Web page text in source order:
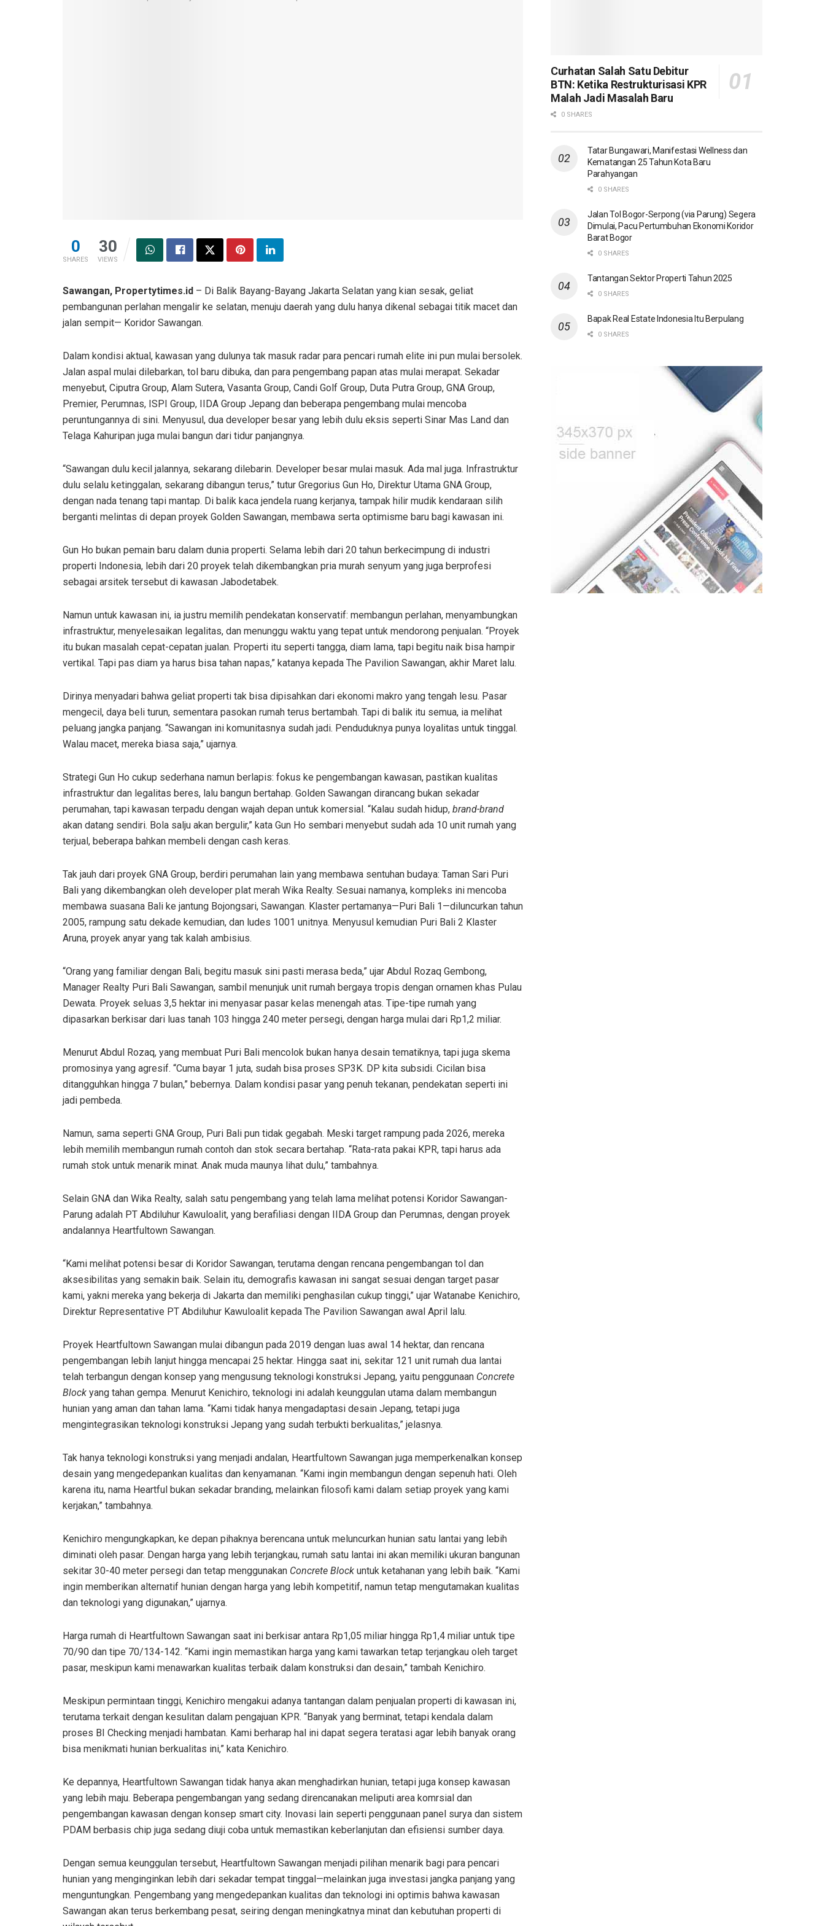
0
SHARES
30
VIEWS
Sawangan, Propertytimes.id – Di Balik Bayang-Bayang Jakarta Selatan yang kian sesak, geliat
pembangunan perlahan mengalir ke selatan, menuju daerah yang dulu hanya dikenal sebagai titik macet dan
jalan sempit— Koridor Sawangan.
Dalam kondisi aktual, kawasan yang dulunya tak masuk radar para pencari rumah elite ini pun mulai bersolek.
Jalan aspal mulai dilebarkan, tol baru dibuka, dan para pengembang papan atas mulai merapat. Sekadar
menyebut, Ciputra Group, Alam Sutera, Vasanta Group, Candi Golf Group, Duta Putra Group, GNA Group,
Premier, Perumnas, ISPI Group, IIDA Group Jepang dan beberapa pengembang mulai mencoba
peruntungannya di sini. Menyusul, dua developer besar yang lebih dulu eksis seperti Sinar Mas Land dan
Telaga Kahuripan juga mulai bangun dari tidur panjangnya.
“Sawangan dulu kecil jalannya, sekarang dilebarin. Developer besar mulai masuk. Ada mal juga. Infrastruktur
dulu selalu ketinggalan, sekarang dibangun terus,” tutur Gregorius Gun Ho, Direktur Utama GNA Group,
dengan nada tenang tapi mantap. Di balik kaca jendela ruang kerjanya, tampak hilir mudik kendaraan silih
berganti melintas di depan proyek Golden Sawangan, membawa serta optimisme baru bagi kawasan ini.
Gun Ho bukan pemain baru dalam dunia properti. Selama lebih dari 20 tahun berkecimpung di industri
properti Indonesia, lebih dari 20 proyek telah dikembangkan pria murah senyum yang juga berprofesi
sebagai arsitek tersebut di kawasan Jabodetabek.
Namun untuk kawasan ini, ia justru memilih pendekatan konservatif: membangun perlahan, menyambungkan
infrastruktur, menyelesaikan legalitas, dan menunggu waktu yang tepat untuk mendorong penjualan. “Proyek
itu bukan masalah cepat-cepatan jualan. Properti itu seperti tangga, diam lama, tapi begitu naik bisa hampir
vertikal. Tapi pas diam ya harus bisa tahan napas,” katanya kepada The Pavilion Sawangan, akhir Maret lalu.
Dirinya menyadari bahwa geliat properti tak bisa dipisahkan dari ekonomi makro yang tengah lesu. Pasar
mengecil, daya beli turun, sementara pasokan rumah terus bertambah. Tapi di balik itu semua, ia melihat
peluang jangka panjang. “Sawangan ini komunitasnya sudah jadi. Penduduknya punya loyalitas untuk tinggal.
Walau macet, mereka biasa saja,” ujarnya.
Strategi Gun Ho cukup sederhana namun berlapis: fokus ke pengembangan kawasan, pastikan kualitas
infrastruktur dan legalitas beres, lalu bangun bertahap. Golden Sawangan dirancang bukan sekadar
perumahan, tapi kawasan terpadu dengan wajah depan untuk komersial. “Kalau sudah hidup, brand-brand
akan datang sendiri. Bola salju akan bergulir,” kata Gun Ho sembari menyebut sudah ada 10 unit rumah yang
terjual, beberapa bahkan membeli dengan cash keras.
Tak jauh dari proyek GNA Group, berdiri perumahan lain yang membawa sentuhan budaya: Taman Sari Puri
Bali yang dikembangkan oleh developer plat merah Wika Realty. Sesuai namanya, kompleks ini mencoba
membawa suasana Bali ke jantung Bojongsari, Sawangan. Klaster pertamanya—Puri Bali 1—diluncurkan tahun
2005, rampung satu dekade kemudian, dan ludes 1001 unitnya. Menyusul kemudian Puri Bali 2 Klaster
Aruna, proyek anyar yang tak kalah ambisius.
“Orang yang familiar dengan Bali, begitu masuk sini pasti merasa beda,” ujar Abdul Rozaq Gembong,
Manager Realty Puri Bali Sawangan, sambil menunjuk unit rumah bergaya tropis dengan ornamen khas Pulau
Dewata. Proyek seluas 3,5 hektar ini menyasar pasar kelas menengah atas. Tipe-tipe rumah yang
dipasarkan berkisar dari luas tanah 103 hingga 240 meter persegi, dengan harga mulai dari Rp1,2 miliar.
Menurut Abdul Rozaq, yang membuat Puri Bali mencolok bukan hanya desain tematiknya, tapi juga skema
promosinya yang agresif. “Cuma bayar 1 juta, sudah bisa proses SP3K. DP kita subsidi. Cicilan bisa
ditangguhkan hingga 7 bulan,” bebernya. Dalam kondisi pasar yang penuh tekanan, pendekatan seperti ini
jadi pembeda.
Namun, sama seperti GNA Group, Puri Bali pun tidak gegabah. Meski target rampung pada 2026, mereka
lebih memilih membangun rumah contoh dan stok secara bertahap. “Rata-rata pakai KPR, tapi harus ada
rumah stok untuk menarik minat. Anak muda maunya lihat dulu,” tambahnya.
Selain GNA dan Wika Realty, salah satu pengembang yang telah lama melihat potensi Koridor Sawangan-
Parung adalah PT Abdiluhur Kawuloalit, yang berafiliasi dengan IIDA Group dan Perumnas, dengan proyek
andalannya Heartfultown Sawangan.
“Kami melihat potensi besar di Koridor Sawangan, terutama dengan rencana pengembangan tol dan
aksesibilitas yang semakin baik. Selain itu, demografis kawasan ini sangat sesuai dengan target pasar
kami, yakni mereka yang bekerja di Jakarta dan memiliki penghasilan cukup tinggi,” ujar Watanabe Kenichiro,
Direktur Representative PT Abdiluhur Kawuloalit kepada The Pavilion Sawangan awal April lalu.
Proyek Heartfultown Sawangan mulai dibangun pada 2019 dengan luas awal 14 hektar, dan rencana
pengembangan lebih lanjut hingga mencapai 25 hektar. Hingga saat ini, sekitar 121 unit rumah dua lantai
telah terbangun dengan konsep yang mengusung teknologi konstruksi Jepang, yaitu penggunaan Concrete
Block yang tahan gempa. Menurut Kenichiro, teknologi ini adalah keunggulan utama dalam membangun
hunian yang aman dan tahan lama. “Kami tidak hanya mengadaptasi desain Jepang, tetapi juga
mengintegrasikan teknologi konstruksi Jepang yang sudah terbukti berkualitas,” jelasnya.
Tak hanya teknologi konstruksi yang menjadi andalan, Heartfultown Sawangan juga memperkenalkan konsep
desain yang mengedepankan kualitas dan kenyamanan. “Kami ingin membangun dengan sepenuh hati. Oleh
karena itu, nama Heartful bukan sekadar branding, melainkan filosofi kami dalam setiap proyek yang kami
kerjakan,” tambahnya.
Kenichiro mengungkapkan, ke depan pihaknya berencana untuk meluncurkan hunian satu lantai yang lebih
diminati oleh pasar. Dengan harga yang lebih terjangkau, rumah satu lantai ini akan memiliki ukuran bangunan
sekitar 30-40 meter persegi dan tetap menggunakan Concrete Block untuk ketahanan yang lebih baik. “Kami
ingin memberikan alternatif hunian dengan harga yang lebih kompetitif, namun tetap mengutamakan kualitas
dan teknologi yang digunakan,” ujarnya.
Harga rumah di Heartfultown Sawangan saat ini berkisar antara Rp1,05 miliar hingga Rp1,4 miliar untuk tipe
70/90 dan tipe 70/134-142. “Kami ingin memastikan harga yang kami tawarkan tetap terjangkau oleh target
pasar, meskipun kami menawarkan kualitas terbaik dalam konstruksi dan desain,” tambah Kenichiro.
Meskipun permintaan tinggi, Kenichiro mengakui adanya tantangan dalam penjualan properti di kawasan ini,
terutama terkait dengan kesulitan dalam pengajuan KPR. “Banyak yang berminat, tetapi kendala dalam
proses BI Checking menjadi hambatan. Kami berharap hal ini dapat segera teratasi agar lebih banyak orang
bisa menikmati hunian berkualitas ini,” kata Kenichiro.
Ke depannya, Heartfultown Sawangan tidak hanya akan menghadirkan hunian, tetapi juga konsep kawasan
yang lebih maju. Beberapa pengembangan yang sedang direncanakan meliputi area komrsial dan
pengembangan kawasan dengan konsep smart city. Inovasi lain seperti penggunaan panel surya dan sistem
PDAM berbasis chip juga sedang diuji coba untuk memastikan keberlanjutan dan efisiensi sumber daya.
Dengan semua keunggulan tersebut, Heartfultown Sawangan menjadi pilihan menarik bagi para pencari
hunian yang menginginkan lebih dari sekadar tempat tinggal—melainkan juga investasi jangka panjang yang
menguntungkan. Pengembang yang mengedepankan kualitas dan teknologi ini optimis bahwa kawasan
Sawangan akan terus berkembang pesat, seiring dengan meningkatnya minat dan kebutuhan properti di
Curhatan Salah Satu Debitur
BTN: Ketika Restrukturisasi KPR
Malah Jadi Masalah Baru
0 SHARES
Tatar Bungawari, Manifestasi Wellness dan
Kematangan 25 Tahun Kota Baru
Parahyangan
0 SHARES
Jalan Tol Bogor-Serpong (via Parung) Segera
Dimulai, Pacu Pertumbuhan Ekonomi Koridor
Barat Bogor
0 SHARES
Tantangan Sektor Properti Tahun 2025
0 SHARES
Bapak Real Estate Indonesia Itu Berpulang
0 SHARES